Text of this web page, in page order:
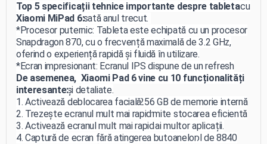
MIUI pentru a funcționa mai bine pe tablete comparativ cu
Xiaomi Pad 5, lansată anul trecut.
Top 5 specificații tehnice importante despre tableta
Xiaomi MiPad 6:
*Procesor puternic: Tableta este echipată cu un procesor
Snapdragon 870, cu o frecvență maximală de 3.2 GHz,
oferind o experiență rapidă și fluidă în utilizare.
*Ecran impresionant: Ecranul IPS dispune de un refresh
rate de 144 Hz și o rezoluție de 2880 x 1800, asigurând
imagini clare și detaliate.
Spațiu generos de stocare: Cu 256 GB de memorie internă
și 8 GB de RAM, *Xiaomi Pad 6 permite stocarea eficientă
a datelor și utilizarea simultană a mai multor aplicații.
*Durată lungă de viață a bateriei: Bateria Li-Pol de 8840
De asemenea, Xiaomi Pad 6 vine cu 10 funcționalități
interesante:
1. Activează deblocarea facială
2. Trezește ecranul mult mai rapid
3. Activează ecranul mult mai rapid
4. Captură de ecran fără atingerea butoanelor